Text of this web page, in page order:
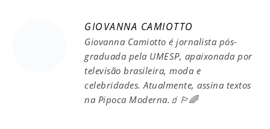
GIOVANNA CAMIOTTO
Giovanna Camiotto é jornalista pós-
graduada pela UMESP, apaixonada por
televisão brasileira, moda e
celebridades. Atualmente, assina textos
na Pipoca Moderna.🧃🏳️‍🌈